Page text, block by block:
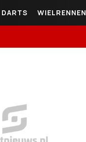
DARTS WIELRENNEN